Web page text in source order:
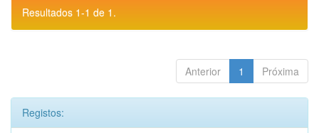
Resultados 1-1 de 1.
Anterior 1 Próxima
Registos: